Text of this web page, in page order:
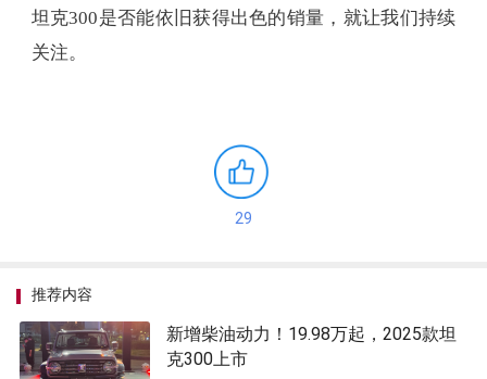
坦克300是否能依旧获得出色的销量，就让我们持续
关注。
29
推荐内容
新增柴油动力！19.98万起，2025款坦
克300上市